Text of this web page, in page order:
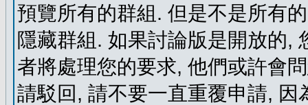
預覽所有的群組. 但是不是所有
隱藏群組. 如果討論版是開放的,
者將處理您的要求, 他們或許會
請駁回, 請不要一直重覆申請, 因